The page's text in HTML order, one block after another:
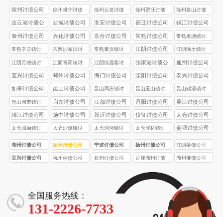
债公司
债公司
债公司
债公司
徐州讨债公司
徐州睢宁讨债
公司
徐州云龙讨债
公司
徐州贾汪讨债
公司
徐州泉山讨债
公司
连云港讨债公
司
盐城讨债公司 淮安讨债公司 宿迁讨债公司 镇江讨债公司
泰州讨债公司 兴化讨债公司 东台讨债公司 常熟讨债公司
常熟承塘镇讨
债公司
常熟辛庄镇讨
债公司
常熟沙家浜讨
债公司
常熟董浜镇讨
债公司
江阴讨债公司
江阴璜土镇讨
债公司
江阴月城镇讨
债公司
江阴青阳镇讨
债公司
江阴徐霞客讨
债公司
张家港讨债公
司
通州讨债公司
宜兴讨债公司 邳州讨债公司 海门讨债公司 溧阳讨债公司 泰兴讨债公司
如皋讨债公司 昆山讨债公司
昆山周庄镇讨
债公司
昆山玉山镇讨
债公司
昆山锦溪镇讨
债公司
昆山周市镇讨
债公司
启东讨债公司 江都讨债公司 丹阳讨债公司 吴江讨债公司
靖江讨债公司 扬中讨债公司 新沂讨债公司 仪征讨债公司 太仓讨债公司
太仓城厢镇讨
债公司
太仓沙溪镇讨
债公司
太仓浏河镇讨
债公司
太仓浮桥镇讨
债公司
姜堰讨债公司
湖州讨债公司 绍兴清债公司 宁波讨债公司 扬州讨债公司 江阴要债公司
宜兴讨债公司 杭州催债公司 杭州讨债公司
正规湖州讨债
湖州催债公司
全国服务热线：
131-2226-7733